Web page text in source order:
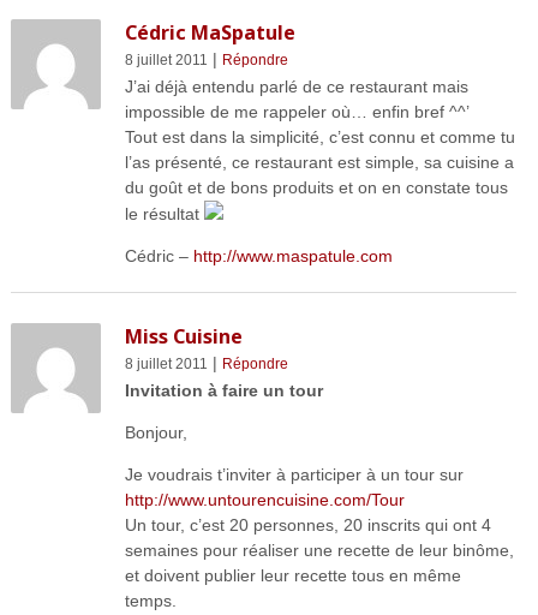
Cédric MaSpatule
8 juillet 2011 | Répondre
J’ai déjà entendu parlé de ce restaurant mais
impossible de me rappeler où… enfin bref ^^’
Tout est dans la simplicité, c’est connu et comme tu
l’as présenté, ce restaurant est simple, sa cuisine a
du goût et de bons produits et on en constate tous
le résultat
Cédric – http://www.maspatule.com
Miss Cuisine
8 juillet 2011 | Répondre
Invitation à faire un tour
Bonjour,
Je voudrais t’inviter à participer à un tour sur
http://www.untourencuisine.com/Tour
Un tour, c’est 20 personnes, 20 inscrits qui ont 4
semaines pour réaliser une recette de leur binôme,
et doivent publier leur recette tous en même
temps.